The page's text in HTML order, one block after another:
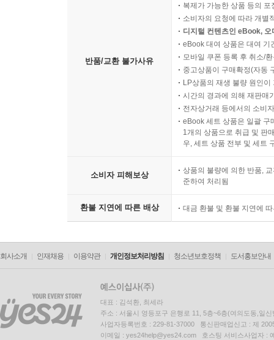
반품/교환 불가사유
복제가 가능한 상품 등의
소비자의 요청에 따라 개별
디지털 컨텐츠인 eBook,
eBook 대여 상품은 대여 기
모바일 쿠폰 등록 후 취소/
중고상품이 구매확정(자동
LP상품의 재생 불량 원인
시간의 경과에 의해 재판매
전자상거래 등에서의 소비
eBook 세트 상품은 일괄 구
1개의 상품으로 취급 및 판
우, 세트 상품 전부 및 세트
소비자 피해보상
상품의 불량에 의한 반품,
준하여 처리됨
환불 지연에 따른 배상 대금 환불 및 환불 지연에
회사소개 인재채용 이용약관 개인정보처리방침 청소년보호정책 도서홍보안내
대표 : 김석환, 최세라
주소 : 서울시 영등포구 은행로 11, 5층~6층(여의도동,일신
사업자등록번호 : 229-81-37000 통신판매업신고 : 제
이메일 : yes24help@yes24.com 호스팅 서비스사업자 :